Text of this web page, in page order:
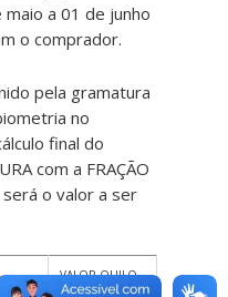
a 01 de junho
o comprador.
pela gramatura
no
final do
com a FRAÇÃO
o valor a ser
VALOR QUILO
(Kg)